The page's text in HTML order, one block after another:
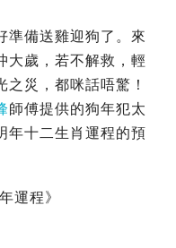
準備送雞迎狗了。來
大歲，若不解救，輕
災，都咪話唔驚！
師傅提供的狗年犯太
年十二生肖運程的預
運程》